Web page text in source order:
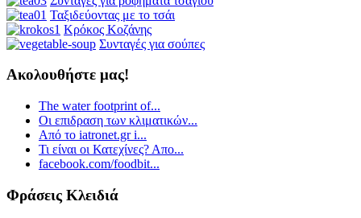
Ταξιδεύοντας με το τσάι
Κρόκος Κοζάνης
Συνταγές για σούπες
Ακολουθήστε μας!
The water footprint of...
Οι επιδραση των κλιματικών...
Από το iatronet.gr i...
Τι είναι οι Κατεχίνες? Απο...
facebook.com/foodbit...
Φράσεις Κλειδιά